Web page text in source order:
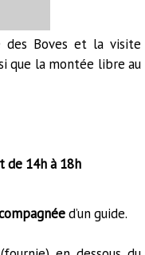
des Boves et la visite
que la montée libre au
de 14h à 18h
d’un guide.